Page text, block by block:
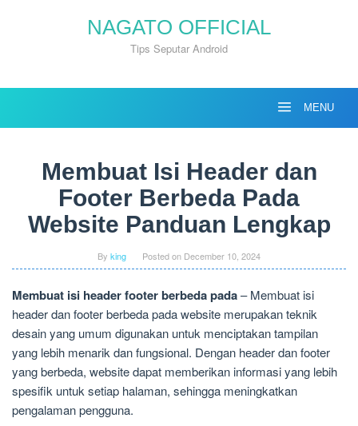
NAGATO OFFICIAL
Tips Seputar Android
MENU
Membuat Isi Header dan
Footer Berbeda Pada
Website Panduan Lengkap
By king Posted on December 10, 2024
Membuat isi header footer berbeda pada– Membuat isi
header dan footer berbeda pada website merupakan teknik
desain yang umum digunakan untuk menciptakan tampilan
yang lebih menarik dan fungsional. Dengan header dan footer
yang berbeda, website dapat memberikan informasi yang lebih
spesifik untuk setiap halaman, sehingga meningkatkan
pengalaman pengguna.